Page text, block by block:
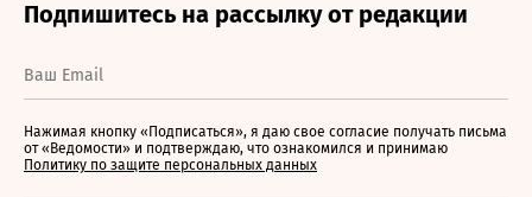
Нажимая кнопку «Подписаться», я даю свое согласие получать письма
от «Ведомости» и подтверждаю, что ознакомился и принимаю
Политику по защите персональных данных